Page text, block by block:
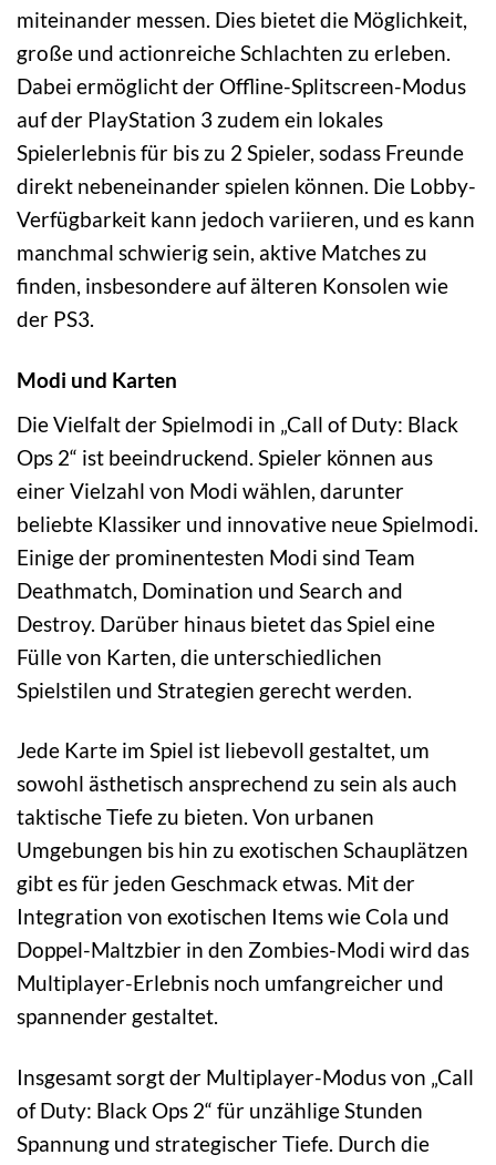
miteinander messen. Dies bietet die Möglichkeit,
große und actionreiche Schlachten zu erleben.
Dabei ermöglicht der Offline-Splitscreen-Modus
auf der PlayStation 3 zudem ein lokales
Spielerlebnis für bis zu 2 Spieler, sodass Freunde
direkt nebeneinander spielen können. Die Lobby-
Verfügbarkeit kann jedoch variieren, und es kann
manchmal schwierig sein, aktive Matches zu
finden, insbesondere auf älteren Konsolen wie
der PS3.
Modi und Karten
Die Vielfalt der Spielmodi in „Call of Duty: Black
Ops 2“ ist beeindruckend. Spieler können aus
einer Vielzahl von Modi wählen, darunter
beliebte Klassiker und innovative neue Spielmodi.
Einige der prominentesten Modi sind Team
Deathmatch, Domination und Search and
Destroy. Darüber hinaus bietet das Spiel eine
Fülle von Karten, die unterschiedlichen
Spielstilen und Strategien gerecht werden.
Jede Karte im Spiel ist liebevoll gestaltet, um
sowohl ästhetisch ansprechend zu sein als auch
taktische Tiefe zu bieten. Von urbanen
Umgebungen bis hin zu exotischen Schauplätzen
gibt es für jeden Geschmack etwas. Mit der
Integration von exotischen Items wie Cola und
Doppel-Maltzbier in den Zombies-Modi wird das
Multiplayer-Erlebnis noch umfangreicher und
spannender gestaltet.
Insgesamt sorgt der Multiplayer-Modus von „Call
of Duty: Black Ops 2“ für unzählige Stunden
Spannung und strategischer Tiefe. Durch die